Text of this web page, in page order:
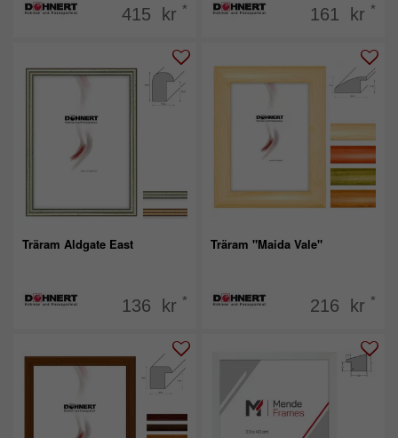
415 kr * 161 kr *
Träram Aldgate East
136 kr *
Träram "Maida Vale"
216 kr *